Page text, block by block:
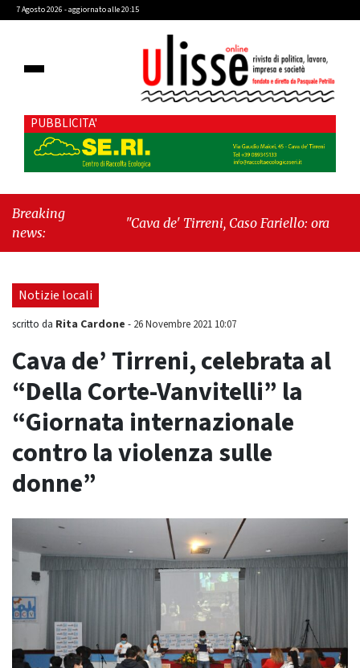
7 Agosto 2026 - aggiornato alle 20:15
PUBBLICITA'
Breaking
news:
"Cava de' Tirreni, Caso Fariello: ora torniamo
Notizie locali
scritto da Rita Cardone - 26 Novembre 2021 10:07
Cava de’ Tirreni, celebrata al
“Della Corte-Vanvitelli” la
“Giornata internazionale
contro la violenza sulle
donne”